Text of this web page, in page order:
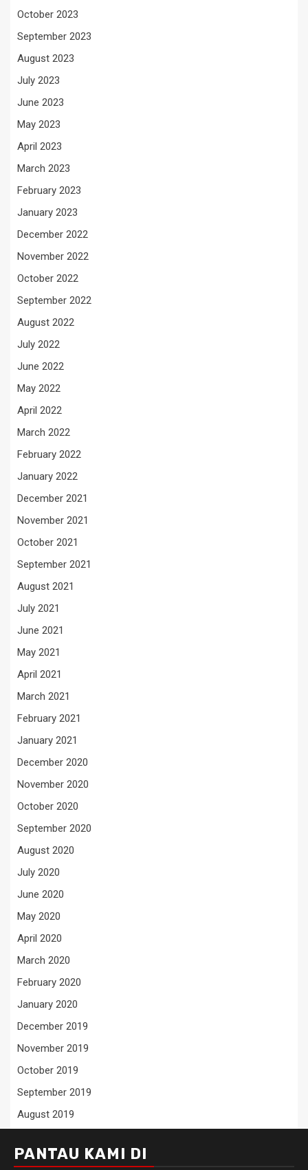
October 2023
September 2023
August 2023
July 2023
June 2023
May 2023
April 2023
March 2023
February 2023
January 2023
December 2022
November 2022
October 2022
September 2022
August 2022
July 2022
June 2022
May 2022
April 2022
March 2022
February 2022
January 2022
December 2021
November 2021
October 2021
September 2021
August 2021
July 2021
June 2021
May 2021
April 2021
March 2021
February 2021
January 2021
December 2020
November 2020
October 2020
September 2020
August 2020
July 2020
June 2020
May 2020
April 2020
March 2020
February 2020
January 2020
December 2019
November 2019
October 2019
September 2019
August 2019
PANTAU KAMI DI